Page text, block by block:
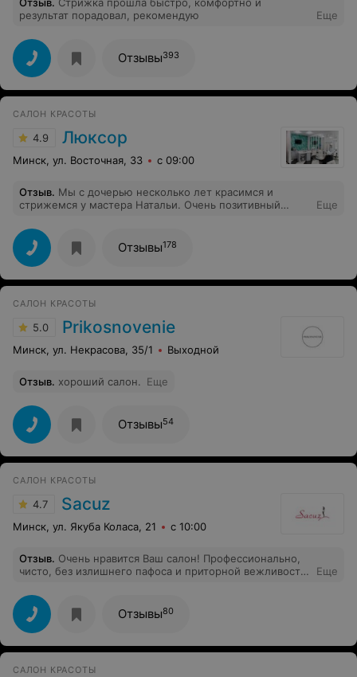
спасибо, приведу сюда друзей , жену и маму.
Приходите не бойтесь стричься у учеников , потому
подсказывает. Ставлю 5 звёзд. Ольга бузовская теперь
я ваш постоянный клиент. Спасибо всем хорошего
настроения .
Отзыв. Стрижка прошла быстро, комфортно и
результат порадовал, рекомендую
Еще
Отзывы393
САЛОН КРАСОТЫ
4.9 Люксор
Минск, ул. Восточная, 33 с 09:00
Отзыв. Мы с дочерью несколько лет красимся и
стрижемся у мастера Натальи. Очень позитивный
уходим от неё с хорошим настроением! Всем
рекомендую этого мастера.
Еще
Отзывы178
САЛОН КРАСОТЫ
5.0 Prikosnovenie
Минск, ул. Некрасова, 35/1 Выходной
Отзыв. хороший салон. Еще
Отзывы54
САЛОН КРАСОТЫ
4.7 Sacuz
Минск, ул. Якуба Коласа, 21 с 10:00
Отзыв. Очень нравится Ваш салон! Профессионально,
чисто, без излишнего пафоса и приторной вежливости!
с большой буквы) Надежду! На мой взгляд, она лучшая!
Еще
Отзывы80
САЛОН КРАСОТЫ